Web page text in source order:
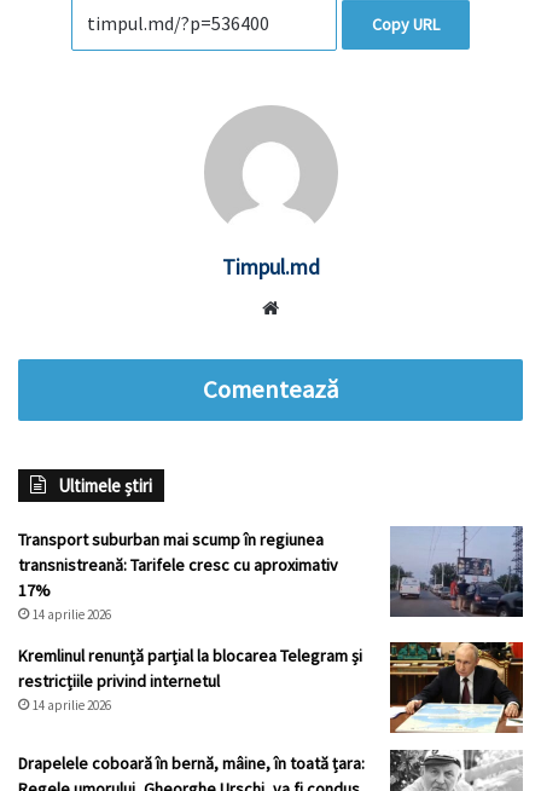
Copy URL
Timpul.md
Comentează
Ultimele știri
Transport suburban mai scump în regiunea
transnistreană: Tarifele cresc cu aproximativ
17%
14 aprilie 2026
Kremlinul renunță parțial la blocarea Telegram și
restricțiile privind internetul
14 aprilie 2026
Drapelele coboară în bernă, mâine, în toată țara: